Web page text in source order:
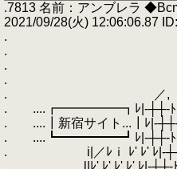
.7813 名前：アンブレラ
2021/09/28(火) 12:06:06.87
.
.
.
. ＿＿
. ／, ｌ＿＿
. ....┏━━━━━┓ﾚ|‐┼┼‐ﾄ
. ....┃新宿サイト...┃ﾚ|‐┼┼‐
. ....┗━━━━━┛ﾚ|‐┼┼‐ﾄ､ﾄ
. i|／ﾚｉ ﾚ' ﾚ' ﾚ|‐┼┼‐ﾄ